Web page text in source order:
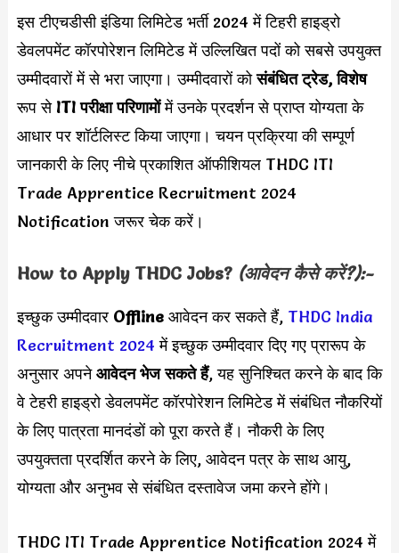
इस टीएचडीसी इंडिया लिमिटेड भर्ती 2024 में टिहरी हाइड्रो
डेवलपमेंट कॉरपोरेशन लिमिटेड में उल्लिखित पदों को सबसे उपयुक्त
उम्मीदवारों में से भरा जाएगा। उम्मीदवारों कोसंबंधित ट्रेड, विशेष
रूप सेITI परीक्षा परिणामोंमें उनके प्रदर्शन से प्राप्त योग्यता के
आधार पर शॉर्टलिस्ट किया जाएगा। चयन प्रक्रिया की सम्पूर्ण
जानकारी के लिए नीचे प्रकाशित ऑफीशियल THDC ITI
Trade Apprentice Recruitment 2024
Notification जरूर चेक करें।
How to Apply THDC Jobs?(आवेदन कैसे करें?):-
इच्छुक उम्मीदवार Offline आवेदन कर सकते हैं, THDC India
Recruitment 2024 में इच्छुक उम्मीदवार दिए गए प्रारूप के
अनुसार अपनेआवेदन भेज सकते हैं, यह सुनिश्चित करने के बाद कि
वे टेहरी हाइड्रो डेवलपमेंट कॉरपोरेशन लिमिटेड में संबंधित नौकरियों
के लिए पात्रता मानदंडों को पूरा करते हैं। नौकरी के लिए
उपयुक्तता प्रदर्शित करने के लिए, आवेदन पत्र के साथ आयु,
योग्यता और अनुभव से संबंधित दस्तावेज जमा करने होंगे।
THDC ITI Trade Apprentice Notification 2024 में